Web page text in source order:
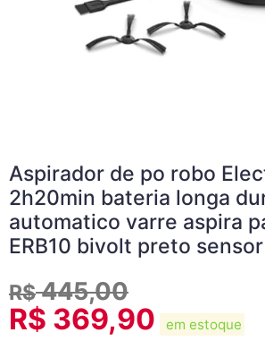
Aspirador de po robo
2h20min bateria longa
automatico varre aspira
ERB10 bivolt preto
R$445,00
R$ 369,90 em estoque